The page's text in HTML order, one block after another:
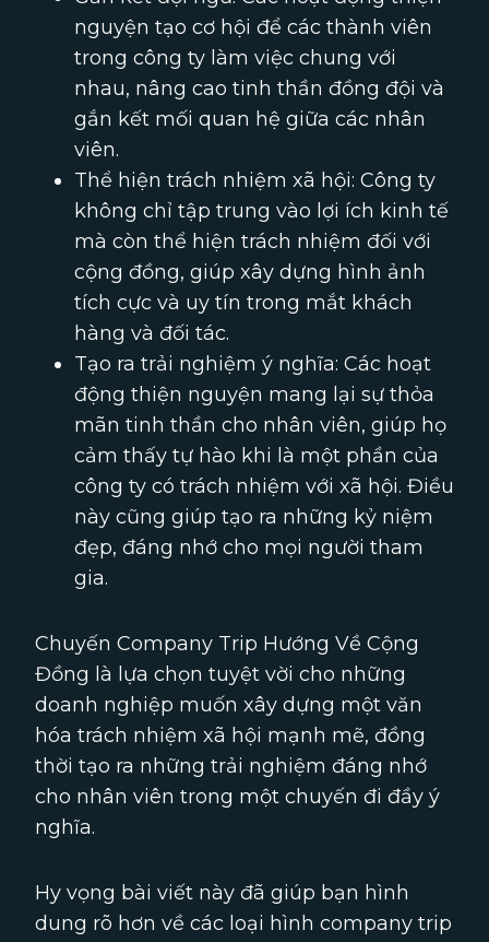
nguyện tạo cơ hội để các thành viên
trong công ty làm việc chung với
nhau, nâng cao tinh thần đồng đội và
gắn kết mối quan hệ giữa các nhân
viên.
Thể hiện trách nhiệm xã hội: Công ty
không chỉ tập trung vào lợi ích kinh tế
mà còn thể hiện trách nhiệm đối với
cộng đồng, giúp xây dựng hình ảnh
tích cực và uy tín trong mắt khách
hàng và đối tác.
Tạo ra trải nghiệm ý nghĩa: Các hoạt
động thiện nguyện mang lại sự thỏa
mãn tinh thần cho nhân viên, giúp họ
cảm thấy tự hào khi là một phần của
công ty có trách nhiệm với xã hội. Điều
này cũng giúp tạo ra những kỷ niệm
đẹp, đáng nhớ cho mọi người tham
gia.
Chuyến Company Trip Hướng Về Cộng
Đồng là lựa chọn tuyệt vời cho những
doanh nghiệp muốn xây dựng một văn
hóa trách nhiệm xã hội mạnh mẽ, đồng
thời tạo ra những trải nghiệm đáng nhớ
cho nhân viên trong một chuyến đi đầy ý
nghĩa.
Hy vọng bài viết này đã giúp bạn hình
dung rõ hơn về các loại hình company trip